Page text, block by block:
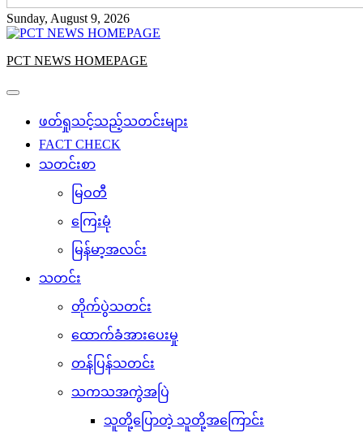
Sunday, August 9, 2026
PCT NEWS HOMEPAGE
ဖတ်ရှုသင့်သည့်သတင်းများ
FACT CHECK
သတင်းစာ
မြဝတီ
ကြေးမုံ
မြန်မာ့အလင်း
သတင်း
တိုက်ပွဲသတင်း
ထောက်ခံအားပေးမှု
တန်ပြန်သတင်း
သကသအကွဲအပြဲ
သူတို့ပြောတဲ့ သူတို့အကြောင်း